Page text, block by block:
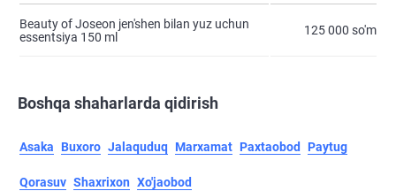
Beauty of Joseon jen'shen bilan yuz uchun
essentsiya 150 ml
125 000 so'm
Boshqa shaharlarda qidirish
Asaka Buxoro Jalaquduq Marxamat Paxtaobod Paytug
Qorasuv Shaxrixon Xo'jaobod